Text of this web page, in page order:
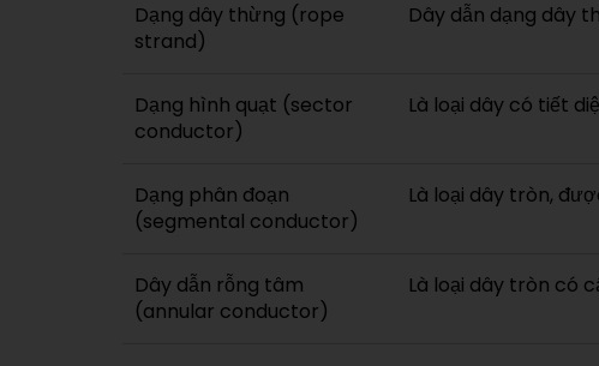
Dạng dây thừng (rope
strand)
Dây dẫn dạng dây
Dạng hình quạt (sector
conductor)
Là loại dây có tiết
Dạng phân đoạn
(segmental conductor)
Là loại dây tròn,
Dây dẫn rỗng tâm
(annular conductor)
Là loại dây tròn có